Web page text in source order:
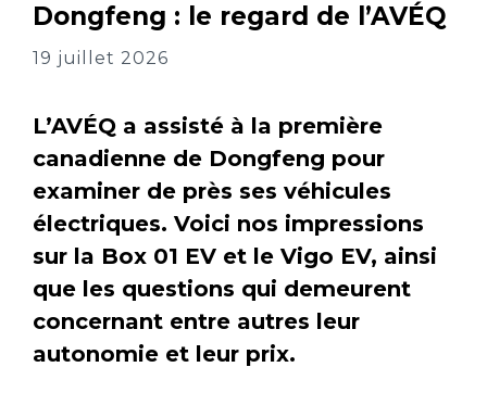
Dongfeng : le regard de l’AVÉQ
19 juillet 2026
L’AVÉQ a assisté à la première
canadienne de Dongfeng pour
examiner de près ses véhicules
électriques. Voici nos impressions
sur la Box 01 EV et le Vigo EV, ainsi
que les questions qui demeurent
concernant entre autres leur
autonomie et leur prix.